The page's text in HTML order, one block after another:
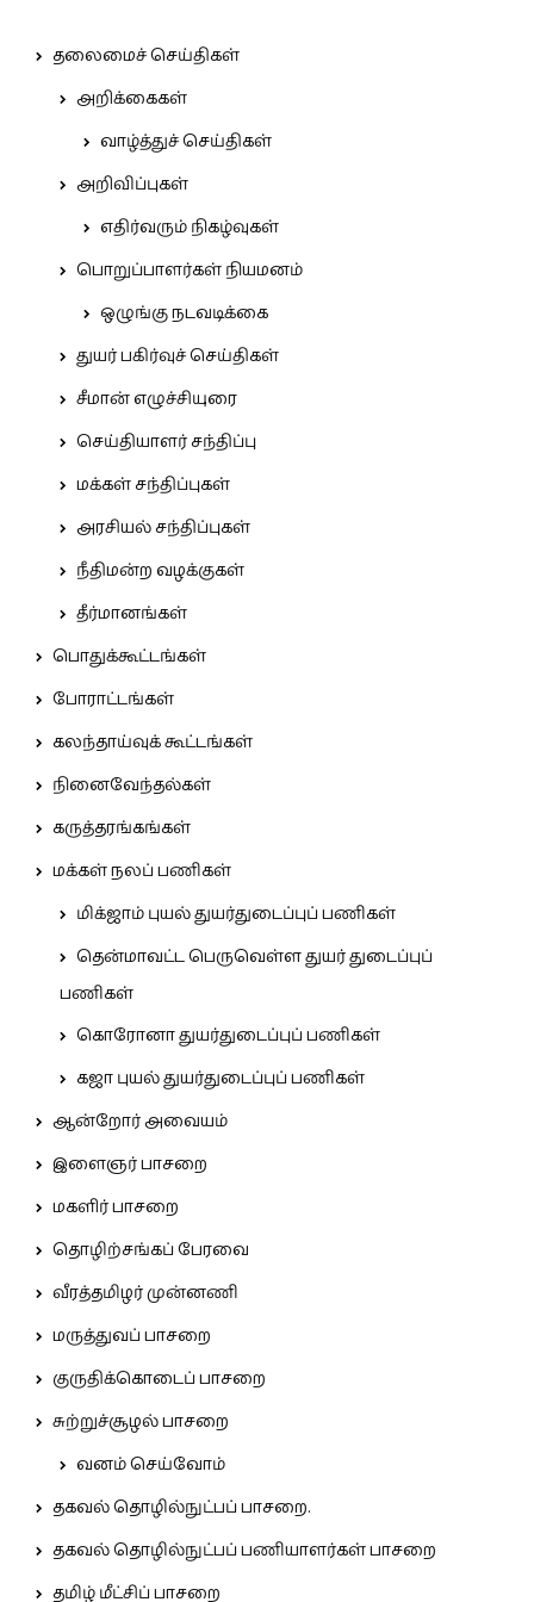
தலைமைச் செய்திகள்
அறிக்கைகள்
வாழ்த்துச் செய்திகள்
அறிவிப்புகள்
எதிர்வரும் நிகழ்வுகள்
பொறுப்பாளர்கள் நியமனம்
ஒழுங்கு நடவடிக்கை
துயர் பகிர்வுச் செய்திகள்
சீமான் எழுச்சியுரை
செய்தியாளர் சந்திப்பு
மக்கள் சந்திப்புகள்
அரசியல் சந்திப்புகள்
நீதிமன்ற வழக்குகள்
தீர்மானங்கள்
பொதுக்கூட்டங்கள்
போராட்டங்கள்
கலந்தாய்வுக் கூட்டங்கள்
நினைவேந்தல்கள்
கருத்தரங்கங்கள்
மக்கள் நலப் பணிகள்
மிக்ஜாம் புயல் துயர்துடைப்புப் பணிகள்
தென்மாவட்ட பெருவெள்ள துயர் துடைப்புப்
பணிகள்
கொரோனா துயர்துடைப்புப் பணிகள்
கஜா புயல் துயர்துடைப்புப் பணிகள்
ஆன்றோர் அவையம்
இளைஞர் பாசறை
மகளிர் பாசறை
தொழிற்சங்கப் பேரவை
வீரத்தமிழர் முன்னணி
மருத்துவப் பாசறை
குருதிக்கொடைப் பாசறை
சுற்றுச்சூழல் பாசறை
வனம் செய்வோம்
தகவல் தொழில்நுட்பப் பாசறை.
தகவல் தொழில்நுட்பப் பணியாளர்கள் பாசறை
தமிழ் மீட்சிப் பாசறை